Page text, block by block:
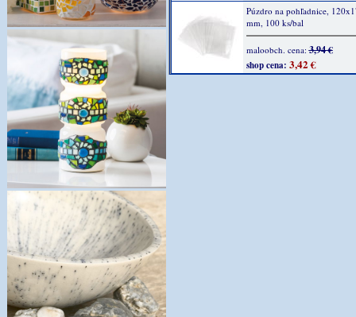
Púzdro na pohľadnice,
mm, 100 ks/bal
maloobch. cena:3,94 €
shop cena: 3,42 €